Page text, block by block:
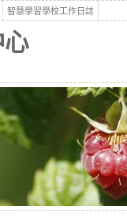
智慧學習學校工作日誌